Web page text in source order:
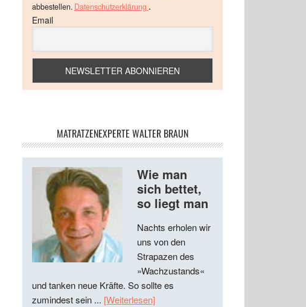
abbestellen. Datenschutzerklärung .
Email
MATRATZENEXPERTE WALTER BRAUN
Wie man
sich bettet,
so liegt man
Nachts erholen wir
uns von den
Strapazen des
»Wachzustands«
und tanken neue Kräfte. So sollte es
zumindest sein ... [Weiterlesen]